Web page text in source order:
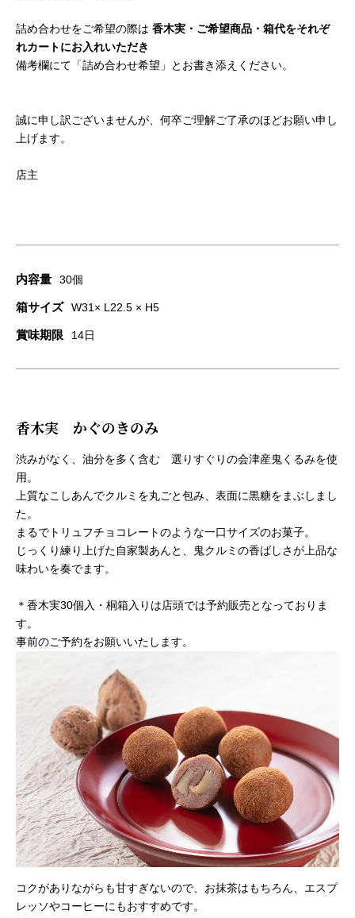
詰め合わせをご希望の際は 香木実・ご希望商品・箱代をそれぞ
れカートにお入れいただき
備考欄にて「詰め合わせ希望」とお書き添えください。
誠に申し訳ございませんが、何卒ご理解ご了承のほどお願い申し
上げます。
店主
内容量 30個
箱サイズ W31× L22.5 × H5
賞味期限 14日
香木実 かぐのきのみ
渋みがなく、油分を多く含む 選りすぐりの会津産鬼くるみを使
用。
上質なこしあんでクルミを丸ごと包み、表面に黒糖をまぶしまし
た。
まるでトリュフチョコレートのような一口サイズのお菓子。
じっくり練り上げた自家製あんと、鬼クルミの香ばしさが上品な
味わいを奏でます。
＊香木実30個入・桐箱入りは店頭では予約販売となっておりま
す。
事前のご予約をお願いいたします。
コクがありながらも甘すぎないので、お抹茶はもちろん、エスプ
レッソやコーヒーにもおすすめです。